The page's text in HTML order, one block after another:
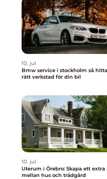
10. jul
Bmw service i stockholm så hittar du
rätt verkstad för din bil
10. jul
Uterum i Örebro: Skapa ett extra
mellan hus och trädgård